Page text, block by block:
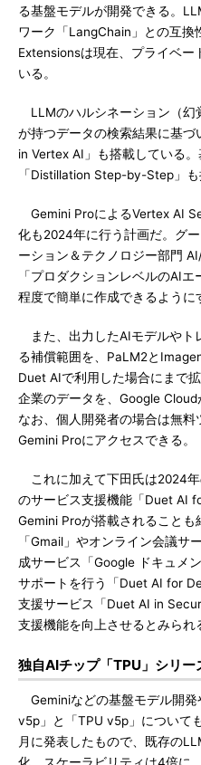
る基盤モデルが開発できる。
ワーク「LangChain」との互換
Extensionsは現在、プライベー
いる。
LLMのハルシネーション（幻
が持つデータの検索結果に基
in Vertex AI」も搭載している
「Distillation Step-by-Step」も
Gemini ProによるVertex AI
化も2024年に行う計画だ。グ
ーション＆テクノロジー部門
「プロダクションレベルのAI
程度で簡単に作成できるように
また、出力したAIモデルやト
る補償範囲を、PaLM2と
Duet AIで利用した場合にまで
企業のデータを、Google Cloud
なお、個人開発者の場合は無
Gemini Proにアクセスできる。
これに加えて下田氏は2024
のサービス支援機能「Duet AI
Gemini Proが搭載されること
「Gmail」やオンライン会議
成サービス「Google ドキュメ
サポートを行う「Duet AI for
支援サービス「Duet AI in
支援機能を向上させるとみられ
独自AIチップ「TPU」シリー
Geminiなどの基盤モデル開発
v5p」と「TPU v5p」について
月に発表したもので、既存の